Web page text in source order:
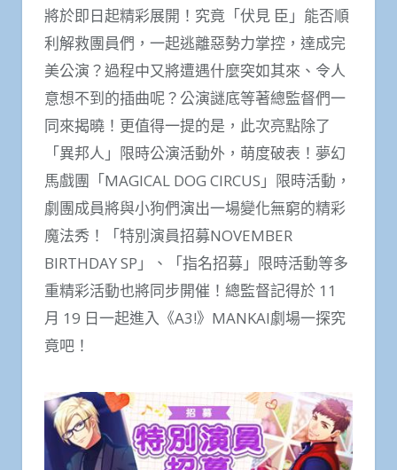
將於即日起精彩展開！究竟「伏見 臣」能否順
利解救團員們，一起逃離惡勢力掌控，達成完
美公演？過程中又將遭遇什麼突如其來、令人
意想不到的插曲呢？公演謎底等著總監督們一
同來揭曉！更值得一提的是，此次亮點除了
「異邦人」限時公演活動外，萌度破表！夢幻
馬戲團「MAGICAL DOG CIRCUS」限時活動，
劇團成員將與小狗們演出一場變化無窮的精彩
魔法秀！「特別演員招募NOVEMBER
BIRTHDAY SP」、「指名招募」限時活動等多
重精彩活動也將同步開催！總監督記得於 11
月 19 日一起進入《A3!》MANKAI劇場一探究
竟吧！